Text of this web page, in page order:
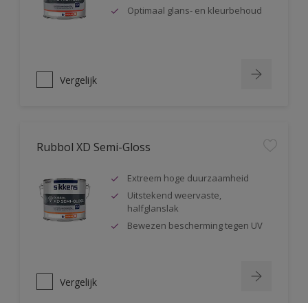
Optimaal glans- en kleurbehoud
Vergelijk
Rubbol XD Semi-Gloss
Extreem hoge duurzaamheid
Uitstekend weervaste,
halfglanslak
Bewezen bescherming tegen UV
Vergelijk